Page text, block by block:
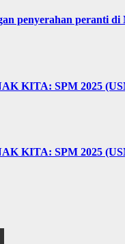
penyerahan peranti di
KITA: SPM 2025
KITA: SPM 2025